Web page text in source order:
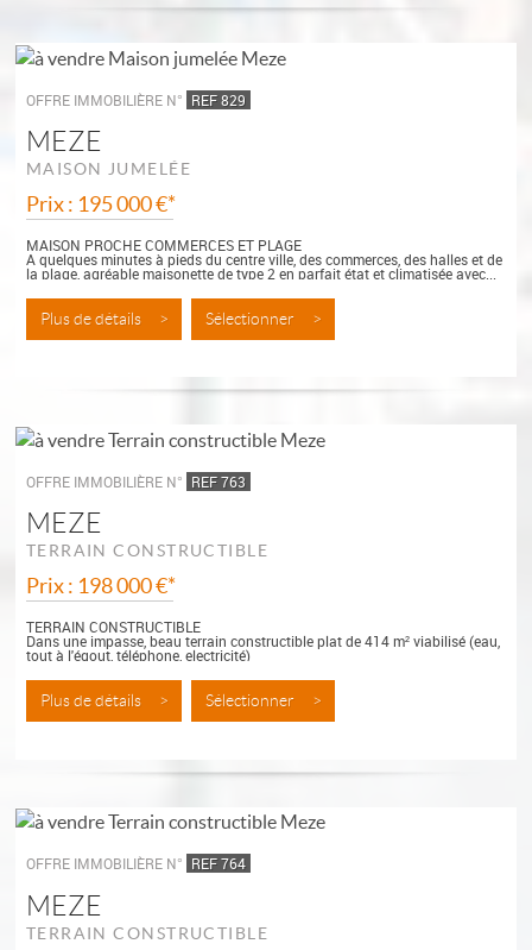
OFFRE IMMOBILIÈRE N° REF 829
MEZE
MAISON JUMELÉE
Prix : 195 000 €*
MAISON PROCHE COMMERCES ET PLAGE
A quelques minutes à pieds du centre ville, des commerces, des halles et de
la plage, agréable maisonette de type 2 en parfait état et climatisée avec...
Plus de détails > Sélectionner >
OFFRE IMMOBILIÈRE N° REF 763
MEZE
TERRAIN CONSTRUCTIBLE
Prix : 198 000 €*
TERRAIN CONSTRUCTIBLE
Dans une impasse, beau terrain constructible plat de 414 m² viabilisé (eau,
tout à l'égout, téléphone, electricité)
LIBRE...
Plus de détails > Sélectionner >
OFFRE IMMOBILIÈRE N° REF 764
MEZE
TERRAIN CONSTRUCTIBLE